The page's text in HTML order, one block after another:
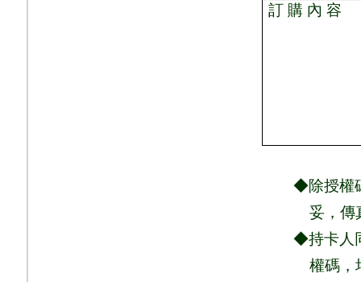
訂 購 內 容
◆除授權碼、
妥， 傳
◆持卡人同意
權碼，